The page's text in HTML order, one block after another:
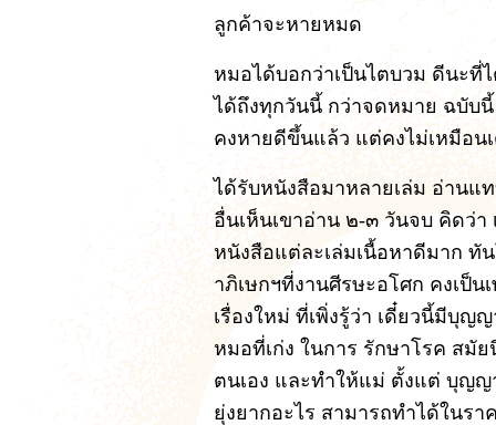
ลูกค้าจะหายหมด
หมอได้บอกว่าเป็นไตบวม ดีนะที่
ได้ถึงทุกวันนี้ กว่าจดหมาย ฉบับ
คงหายดีขึ้นแล้ว แต่คงไม่เหมือน
ได้รับหนังสือมาหลายเล่ม อ่านแ
อื่นเห็นเขาอ่าน ๒-๓ วันจบ คิดว่า
หนังสือแต่ละเล่มเนื้อหาดีมาก ทั
าภิเษกฯที่งานศีรษะอโศก คงเป็
เรื่องใหม่ ที่เพิ่งรู้ว่า เดี๋ยวนี้มีบุ
หมอที่เก่ง ในการ รักษาโรค สมั
ตนเอง และทำให้แม่ ตั้งแต่ บุญญ
ยุ่งยากอะไร สามารถทำได้ในรา